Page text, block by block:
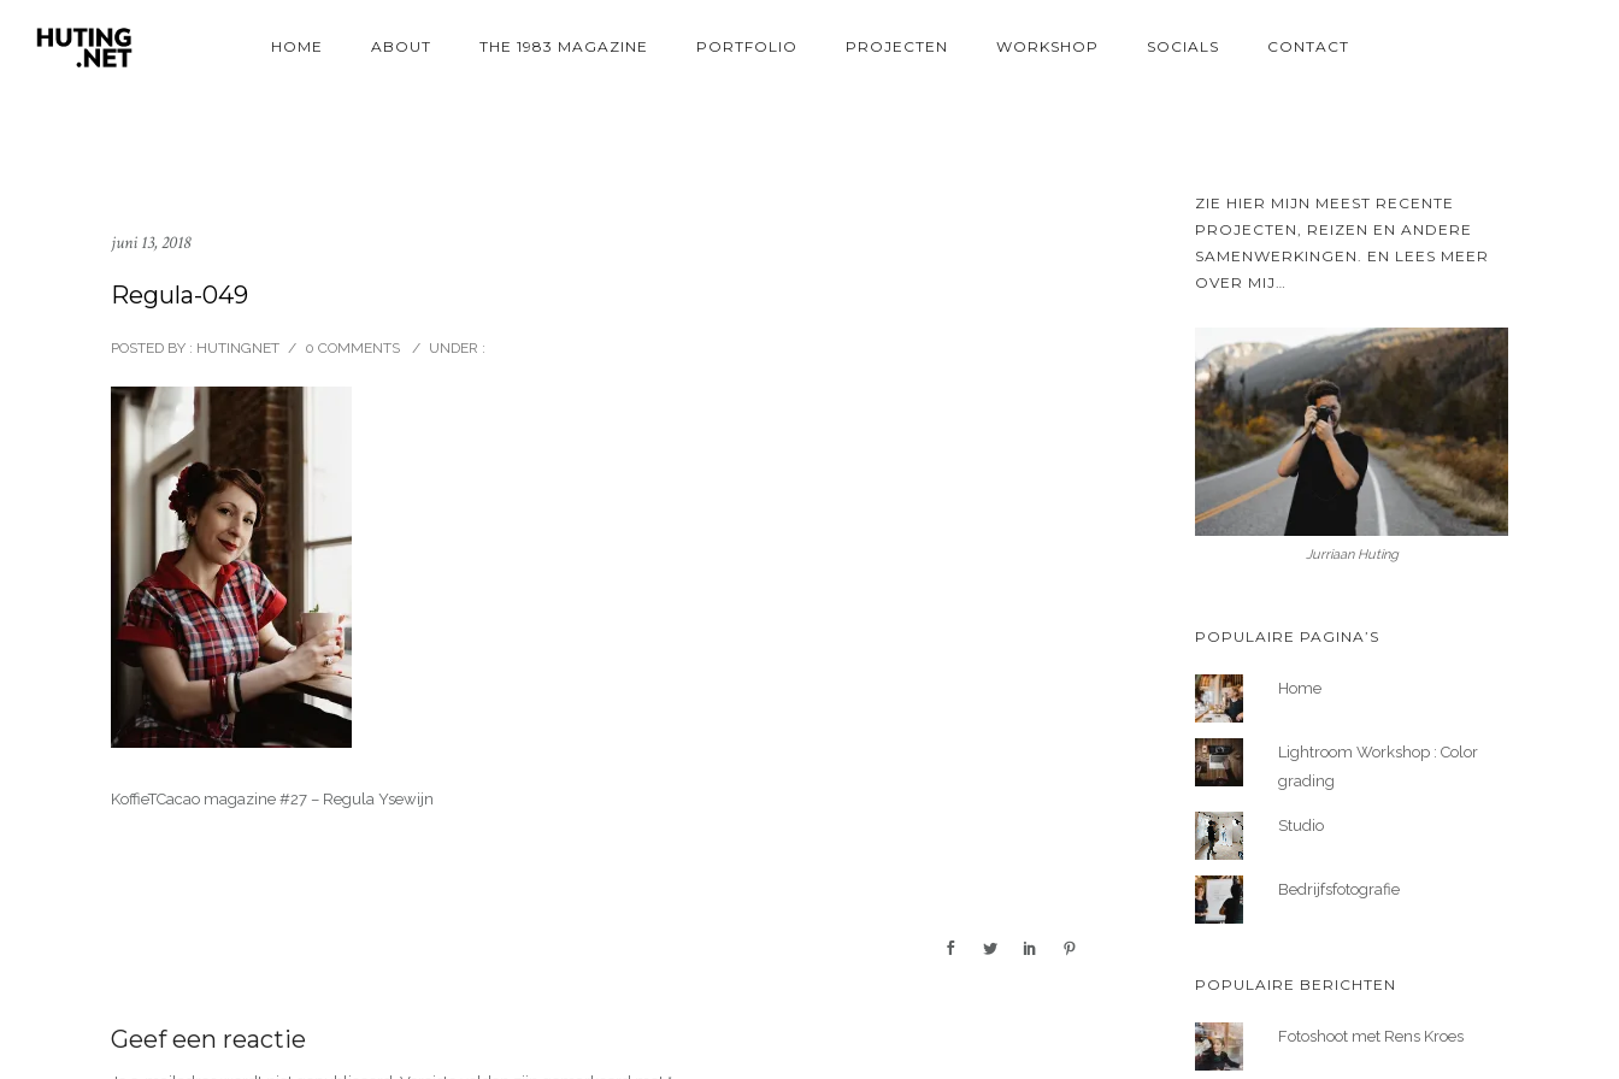
HOME ABOUT THE 1983 MAGAZINE PORTFOLIO PROJECTEN WORKSHOP SOCIALS CONTACT
juni 13, 2018
Regula-049
POSTED BY : HUTINGNET / 0 COMMENTS / UNDER :
KoffieTCacao magazine #27 – Regula Ysewijn
Geef een reactie
ZIE HIER MIJN MEEST RECENTE
PROJECTEN, REIZEN EN ANDERE
SAMENWERKINGEN. EN LEES MEER
OVER MIJ…
Jurriaan Huting
POPULAIRE PAGINA’S
Home
Lightroom Workshop : Color
grading
Studio
Bedrijfsfotografie
POPULAIRE BERICHTEN
Fotoshoot met Rens Kroes